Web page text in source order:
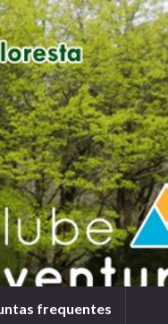
frequentes